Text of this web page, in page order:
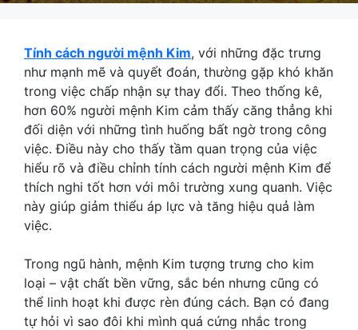
Tính cách người mệnh Kim, với những đặc trưng
như mạnh mẽ và quyết đoán, thường gặp khó khăn
trong việc chấp nhận sự thay đổi. Theo thống kê,
hơn 60% người mệnh Kim cảm thấy căng thẳng khi
đối diện với những tình huống bất ngờ trong công
việc. Điều này cho thấy tầm quan trọng của việc
hiểu rõ và điều chỉnh tính cách người mệnh Kim để
thích nghi tốt hơn với môi trường xung quanh. Việc
này giúp giảm thiểu áp lực và tăng hiệu quả làm
việc.
Trong ngũ hành, mệnh Kim tượng trưng cho kim
loại – vật chất bền vững, sắc bén nhưng cũng có
thể linh hoạt khi được rèn đúng cách. Bạn có đang
tự hỏi vì sao đôi khi mình quá cứng nhắc trong